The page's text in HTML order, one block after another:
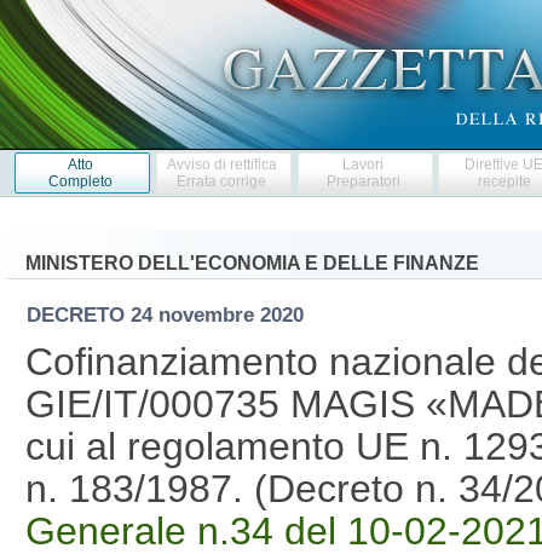
Atto
Completo
Avviso di rettifica
Errata corrige
Lavori
Preparatori
Direttive
recepite
MINISTERO DELL'ECONOMIA E DELLE FINANZE
DECRETO 24 novembre 2020
Cofinanziamento nazionale
GIE/IT/000735 MAGIS
cui al regolamento UE n.
n. 183/1987. (Decreto n. 34/
Generale n.34 del 10-02-